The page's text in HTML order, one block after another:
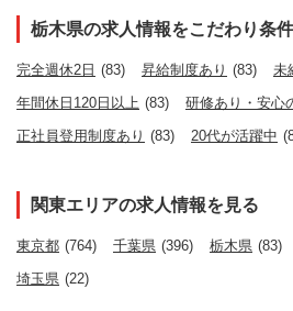
栃木県の求人情報をこだわり条
完全週休2日 (83) 昇給制度あり (83) 未
年間休日120日以上 (83) 研修あり・安心
正社員登用制度あり (83) 20代が活躍中
関東エリアの求人情報を見る
東京都 (764) 千葉県 (396) 栃木県 (83)
埼玉県 (22)